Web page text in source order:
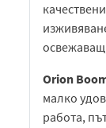
Orion
малко
работа,